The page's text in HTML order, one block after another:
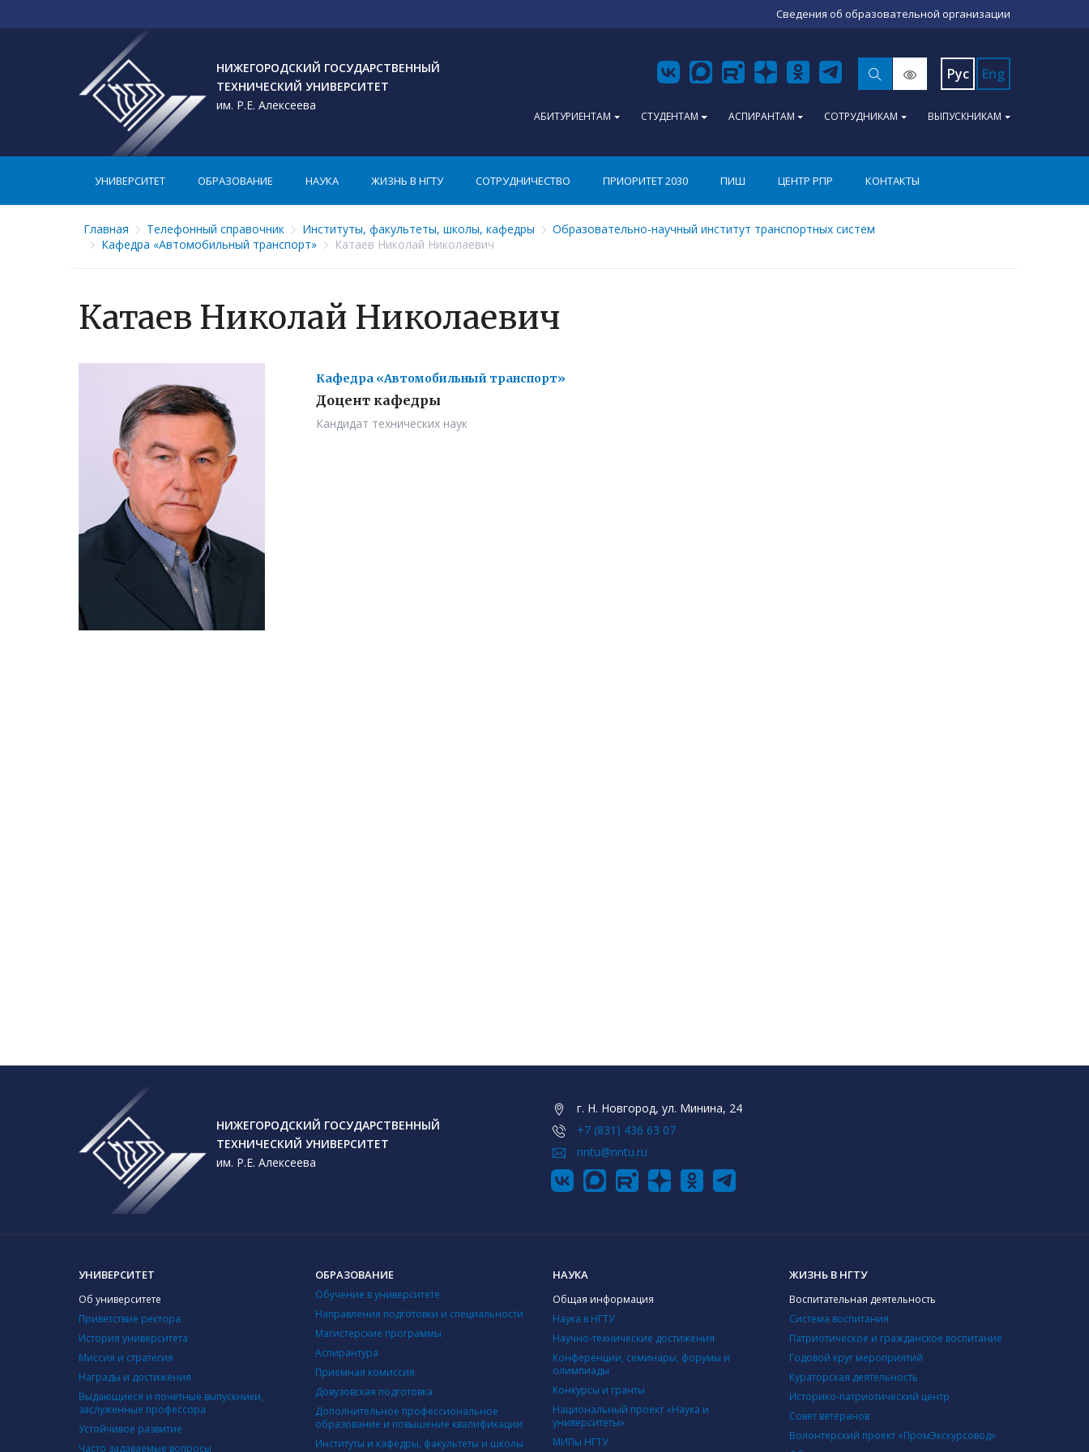
Сведения об образовательной организации
НИЖЕГОРОДСКИЙ ГОСУДАРСТВЕННЫЙ
ТЕХНИЧЕСКИЙ УНИВЕРСИТЕТ
им. Р.Е. Алексеева
Рус Eng
АБИТУРИЕНТАМ СТУДЕНТАМ АСПИРАНТАМ СОТРУДНИКАМ ВЫПУСКНИКАМ
УНИВЕРСИТЕТ ОБРАЗОВАНИЕ НАУКА ЖИЗНЬ В НГТУ СОТРУДНИЧЕСТВО ПРИОРИТЕТ 2030 ПИШ ЦЕНТР РПР КОНТАКТЫ
Главная Телефонный справочник Институты, факультеты, школы, кафедры
Образовательно-научный институт транспортных систем
Кафедра «Автомобильный транспорт»
Катаев Николай Николаевич
Катаев Николай Николаевич
Кафедра «Автомобильный транспорт»
Доцент кафедры
Кандидат технических наук
НИЖЕГОРОДСКИЙ ГОСУДАРСТВЕННЫЙ
ТЕХНИЧЕСКИЙ УНИВЕРСИТЕТ
им. Р.Е. Алексеева
г. Н. Новгород, ул. Минина, 24
+7 (831) 436 63 07
nntu@nntu.ru
УНИВЕРСИТЕТ
Об университете
Приветствие ректора
История университета
Миссия и стратегия
Награды и достижения
Выдающиеся и почетные выпускники,
заслуженные профессора
Устойчивое развитие
Часто задаваемые вопросы
ОБРАЗОВАНИЕ
Обучение в университете
Направления подготовки и специальности
Магистерские программы
Аспирантура
Приемная комиссия
Довузовская подготовка
Дополнительное профессиональное
образование и повышение квалификации
Институты и кафедры, факультеты и школы
НАУКА
Общая информация
Наука в НГТУ
Научно-технические достижения
Конференции, семинары, форумы и
олимпиады
Конкурсы и гранты
Национальный проект «Наука и
университеты»
МИПы НГТУ
ЖИЗНЬ В НГТУ
Воспитательная деятельность
Система воспитания
Патриотическое и гражданское воспитание
Годовой круг мероприятий
Кураторская деятельность
Историко-патриотический центр
Совет ветеранов
Волонтерский проект «ПромЭкскурсовод»